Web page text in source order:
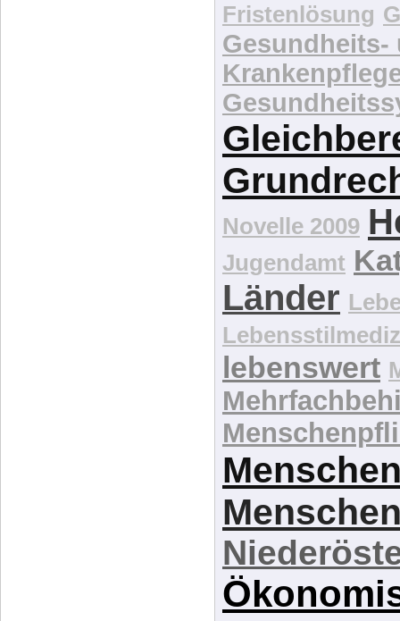
Fristenlösung
Gesundheits-
Novelle 2009
Jugendamt
Länder
lebenswert